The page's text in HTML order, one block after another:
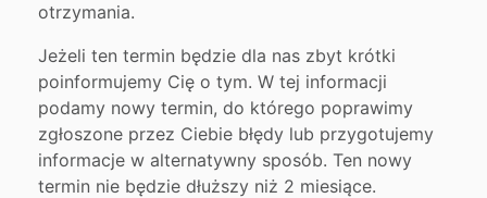
otrzymania.
Jeżeli ten termin będzie dla nas zbyt krótki
poinformujemy Cię o tym. W tej informacji
podamy nowy termin, do którego poprawimy
zgłoszone przez Ciebie błędy lub przygotujemy
informacje w alternatywny sposób. Ten nowy
termin nie będzie dłuższy niż 2 miesiące.